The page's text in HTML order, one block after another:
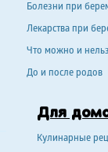
Болезни при
Лекарства при
Что можно и
До и после родов
Для
Кулинарные